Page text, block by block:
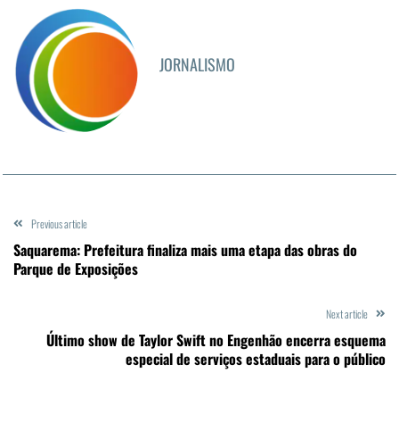
JORNALISMO
Previous article
Saquarema: Prefeitura finaliza mais uma etapa das obras do
Parque de Exposições
Next article
Último show de Taylor Swift no Engenhão encerra esquema
especial de serviços estaduais para o público